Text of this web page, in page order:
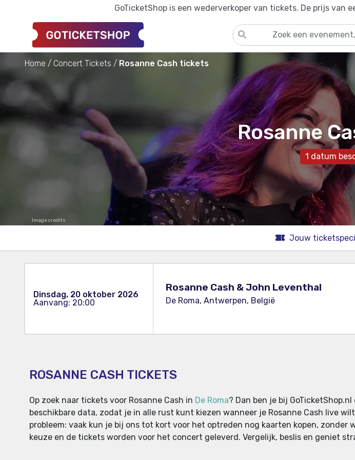
GoTicketShop is een wederverkoper van tickets. De prijs
Home Concert Tickets Rosanne Cash tickets
Rosanne
1 datum
Image credits
Jouw
Dinsdag, 20 oktober 2026
Aanvang: 20:00
Rosanne Cash & John Leventhal
De Roma, Antwerpen, België
ROSANNE CASH TICKETS
Op zoek naar tickets voor Rosanne Cash in De Roma? Dan ben je bij
beschikbare data, zodat je in alle rust kunt kiezen wanneer je Rosanne Cash live
probleem: vaak kun je bij ons tot kort voor het optreden nog kaarten kopen,
keuze en de tickets worden voor het concert geleverd. Vergelijk, beslis en geniet